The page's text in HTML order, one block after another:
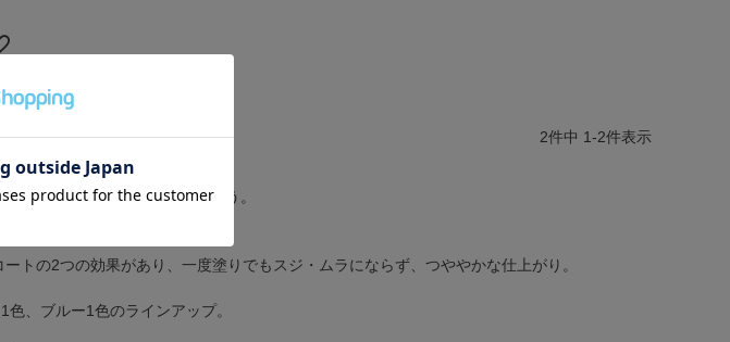
2件中 1-2件表示
を彩り素敵な手元にしましょう。
ます。
の2つの効果があり、一度塗りでもスジ・ムラにならず、つややかな仕上がり。
、ブルー1色のラインアップ。